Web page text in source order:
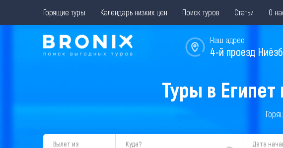
Горящие туры Календарь низких цен Поиск туров Статьи О
Наш адрес
4-й проезд
Туры в
Вылет из Куда? Дата